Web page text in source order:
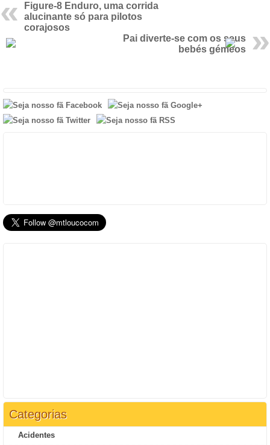
Figure-8 Enduro, uma corrida
alucinante só para pilotos
corajosos
Pai diverte-se com os seus
bebés gémeos
Categorias
Acidentes